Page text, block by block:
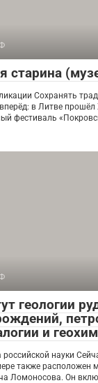
старина
Сохранять
в Литве прошёл
фестиваль
геологии
и
российской науки
также расположен
Ломоносова. Он